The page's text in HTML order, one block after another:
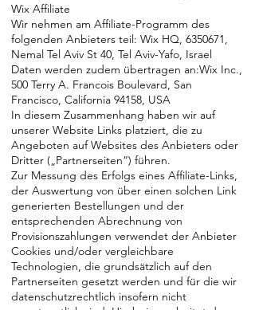
Wix Affiliate
Wir nehmen am Affiliate-Programm des
folgenden Anbieters teil: Wix HQ, 6350671,
Nemal Tel Aviv St 40, Tel Aviv-Yafo, Israel
Daten werden zudem übertragen an:Wix Inc.,
500 Terry A. Francois Boulevard, San
Francisco, California 94158, USA
In diesem Zusammenhang haben wir auf
unserer Website Links platziert, die zu
Angeboten auf Websites des Anbieters oder
Dritter („Partnerseiten“) führen.
Zur Messung des Erfolgs eines Affiliate-Links,
der Auswertung von über einen solchen Link
generierten Bestellungen und der
entsprechenden Abrechnung von
Provisionszahlungen verwendet der Anbieter
Cookies und/oder vergleichbare
Technologien, die grundsätzlich auf den
Partnerseiten gesetzt werden und für die wir
datenschutzrechtlich insofern nicht